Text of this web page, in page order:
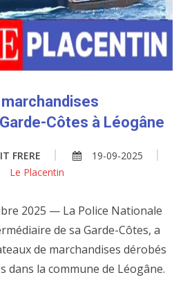
Côtes à Léogâne
FRERE
19-09-2025
Le Placentin
2025 — La Police Nationale
de sa Garde-Côtes, a
de marchandises dérobés
dans la commune de Léogâne.